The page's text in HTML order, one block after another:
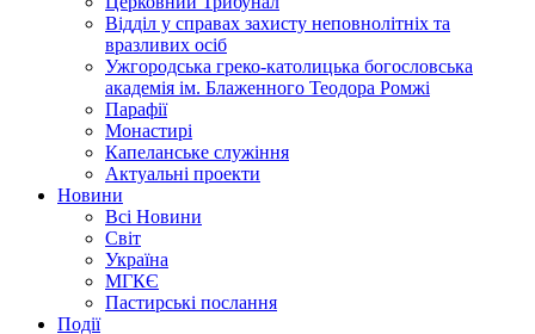
Відділ у справах захисту неповнолітніх та
вразливих осіб
Ужгородська греко-католицька богословська
академія ім. Блаженного Теодора Ромжі
Парафії
Монастирі
Капеланське служіння
Актуальні проекти
Новини
Всі Новини
Світ
Україна
МГКЄ
Пастирські послання
Події